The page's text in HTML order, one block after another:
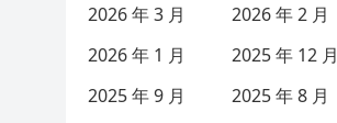
2026 年 3 月
2026 年 2 月
2026 年 1 月
2025 年 12 月
2025 年 9 月
2025 年 8 月